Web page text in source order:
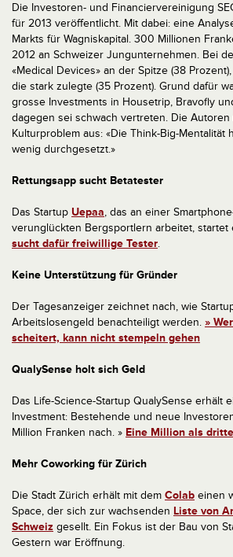
Die Investoren- und Financiervereinigung
für 2013 veröffentlicht. Mit dabei: eine
Markts für Wagniskapital. 300 Millionen
2012 an Schweizer Jungunternehmen. Bei
«Medical Devices» an der Spitze (38
die stark zulegte (35 Prozent). Grund dafür
grosse Investments in Housetrip, Bravofly
dagegen sei schwach vertreten. Die Autoren
Kulturproblem aus: «Die Think-Big-Mentalität
wenig durchgesetzt.»
Rettungsapp sucht Betatester
Das Startup Uepaa, das an einer
verunglückten Bergsportlern arbeitet, startet
sucht dafür freiwillige Tester.
Keine Unterstützung für Gründer
Der Tagesanzeiger zeichnet nach, wie
Arbeitslosengeld benachteiligt werden. »
scheitert, kann nicht stempeln gehen
QualySense holt sich Geld
Das Life-Science-Startup QualySense erhält
Investment: Bestehende und neue
Million Franken nach. » Eine Million als
Mehr Coworking für Zürich
Die Stadt Zürich erhält mit dem Colab einen
Space, der sich zur wachsenden Liste von
Schweiz gesellt. Ein Fokus ist der Bau von
Gestern war Eröffnung.